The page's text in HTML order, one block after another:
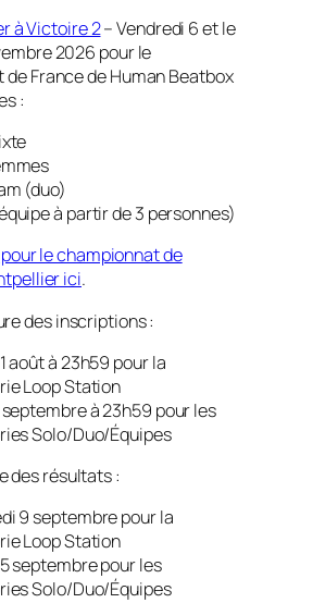
à Victoire 2– Vendredi 6 et le
2026 pour le
France de Human Beatbox
:
(duo)
à partir de 3 personnes)
le championnat de
ici.
des inscriptions :
août à 23h59 pour la
Loop Station
septembre à 23h59 pour les
Solo/Duo/Équipes
des résultats :
9 septembre pour la
Loop Station
septembre pour les
Solo/Duo/Équipes